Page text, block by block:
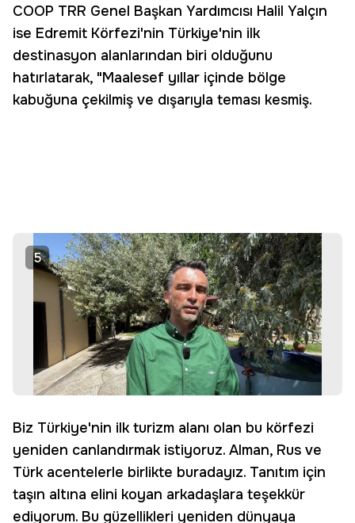
COOP TRR Genel Başkan Yardımcısı Halil Yalçın
ise Edremit Körfezi'nin Türkiye'nin ilk
destinasyon alanlarından biri olduğunu
hatırlatarak, "Maalesef yıllar içinde bölge
kabuğuna çekilmiş ve dışarıyla teması kesmiş.
5
Biz Türkiye'nin ilk turizm alanı olan bu körfezi
yeniden canlandırmak istiyoruz. Alman, Rus ve
Türk acentelerle birlikte buradayız. Tanıtım için
taşın altına elini koyan arkadaşlara teşekkür
ediyorum. Bu güzellikleri yeniden dünyaya